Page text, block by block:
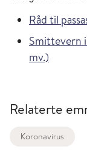
Råd til
Smittevern
mv.)
Relaterte
Koronavirus